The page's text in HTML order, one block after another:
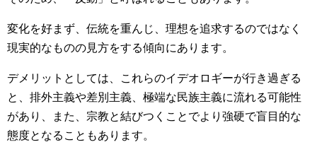
変化を好まず、伝統を重んじ、理想を追求するのではなく
現実的なものの見方をする傾向にあります。
デメリットとしては、これらのイデオロギーが行き過ぎる
と、排外主義や差別主義、極端な民族主義に流れる可能性
があり、また、宗教と結びつくことでより強硬で盲目的な
態度となることもあります。